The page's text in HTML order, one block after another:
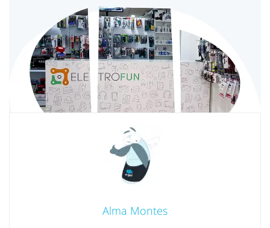
Alma Montes